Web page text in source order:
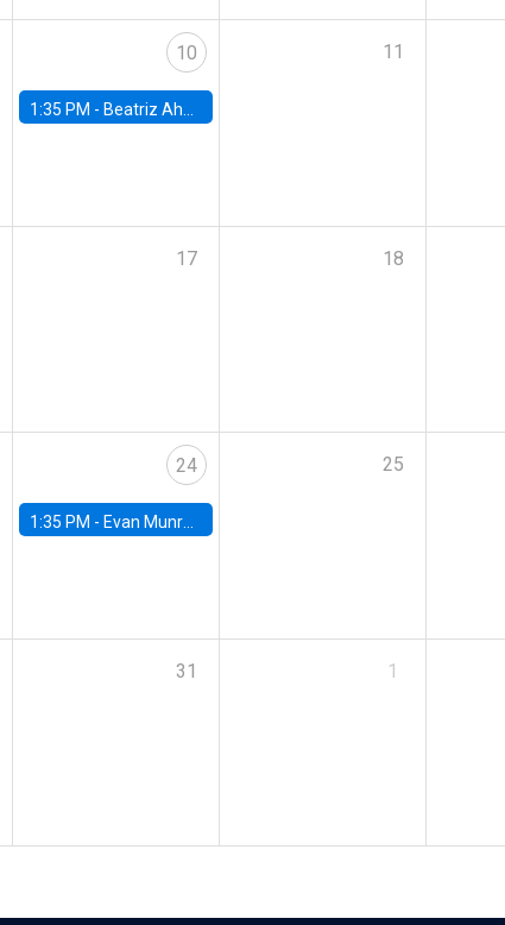
10
1:35 PM - Beatriz Ahumada, PhD candidate, Universidad de Pittsburgh
11
17 18
24
1:35 PM - Evan Munro, Neyman Visiting Assistant Professor in the Department of Statistics at UC Berkeley
25
31 1